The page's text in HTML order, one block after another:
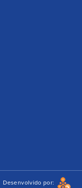
Desenvolvido por: